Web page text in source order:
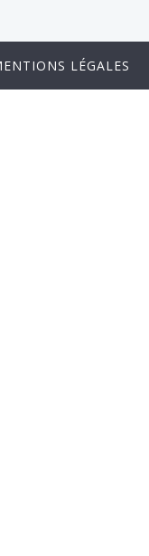
LÉGALES